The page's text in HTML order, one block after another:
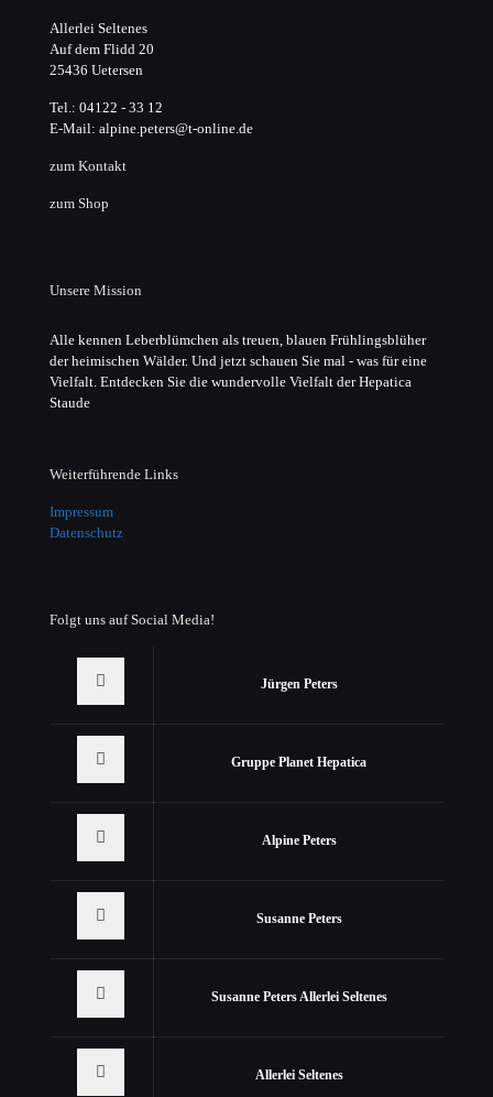
Allerlei Seltenes
Auf dem Flidd 20
25436 Uetersen
Tel.: 04122 - 33 12
E-Mail: alpine.peters@t-online.de
zum Kontakt
zum Shop
Unsere Mission
Alle kennen Leberblümchen als treuen, blauen Frühlingsblüher
der heimischen Wälder. Und jetzt schauen Sie mal - was für eine
Vielfalt. Entdecken Sie die wundervolle Vielfalt der Hepatica
Staude
Weiterführende Links
Impressum
Datenschutz
Folgt uns auf Social Media!
Jürgen Peters
Gruppe Planet Hepatica
Alpine Peters
Susanne Peters
Susanne Peters Allerlei Seltenes
Allerlei Seltenes